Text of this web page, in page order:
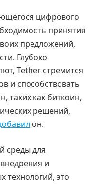
цифрового
принятия
предложений,
Глубоко
Tether стремится
и способствовать
таких как биткоин,
решений,
он.
среды для
и
технологий, это